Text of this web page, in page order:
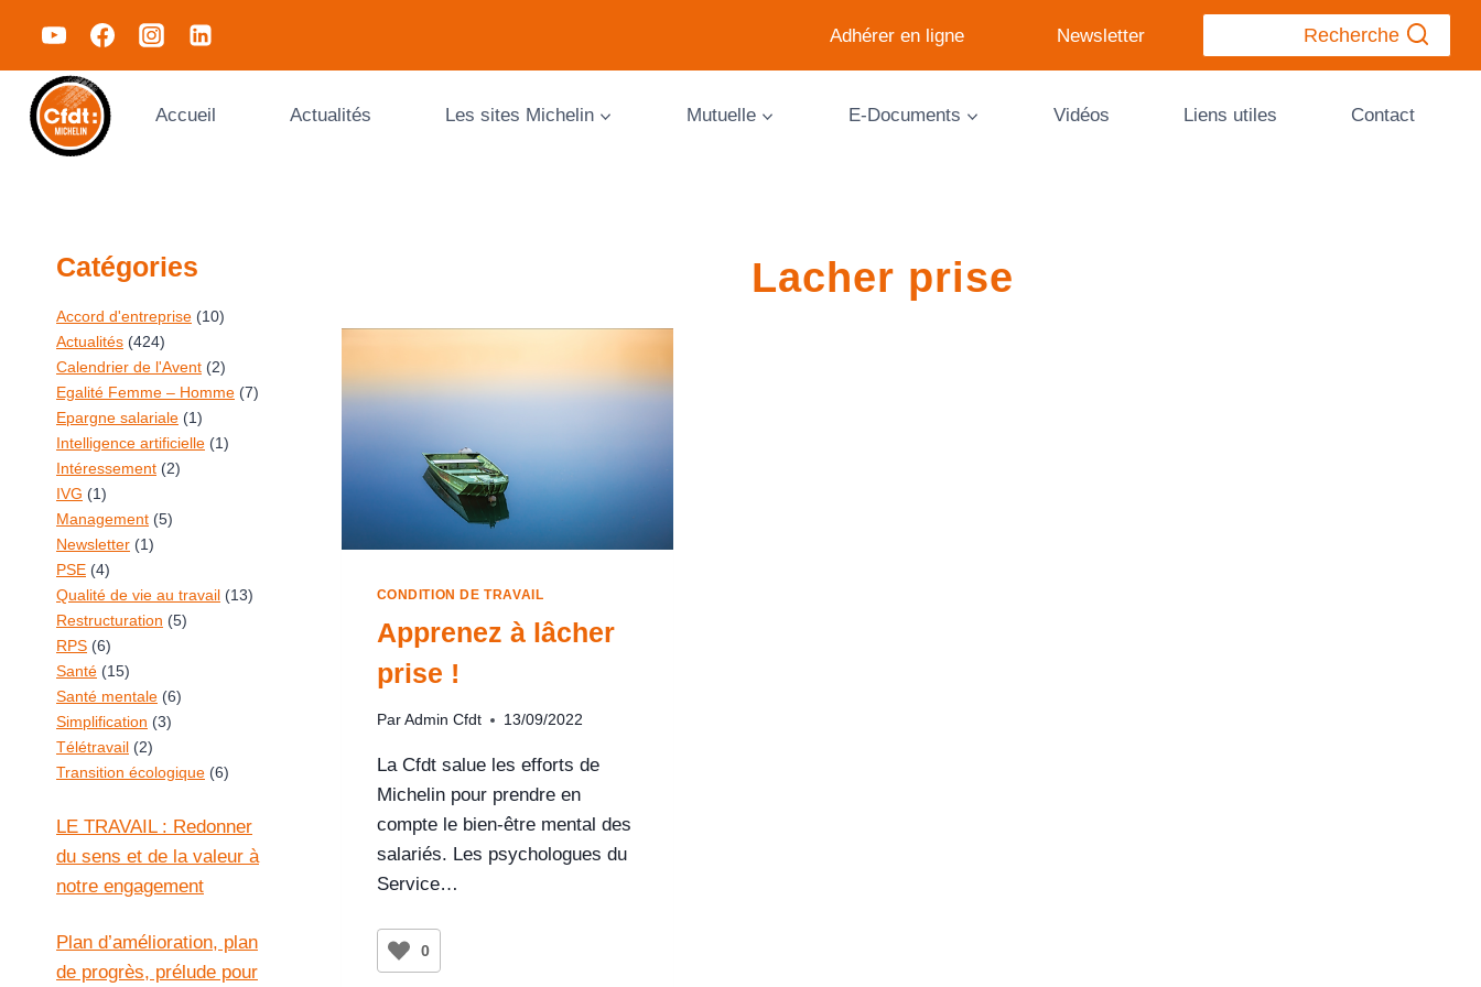
Adhérer en ligne Newsletter Recherche
Accueil Actualités Les sites Michelin Mutuelle E-Documents Vidéos Liens utiles Contact
Lacher prise
CONDITION DE TRAVAIL
Apprenez à lâcher
prise !
Par Admin Cfdt 13/09/2022
La Cfdt salue les efforts de
Michelin pour prendre en
compte le bien-être mental des
salariés. Les psychologues du
Service…
0
Catégories
Accord d'entreprise (10)
Actualités (424)
Calendrier de l'Avent (2)
Egalité Femme – Homme (7)
Epargne salariale (1)
Intelligence artificielle (1)
Intéressement (2)
IVG (1)
Management (5)
Newsletter (1)
PSE (4)
Qualité de vie au travail (13)
Restructuration (5)
RPS (6)
Santé (15)
Santé mentale (6)
Simplification (3)
Télétravail (2)
Transition écologique (6)
LE TRAVAIL : Redonner
du sens et de la valeur à
notre engagement
Plan d’amélioration, plan
de progrès, prélude pour